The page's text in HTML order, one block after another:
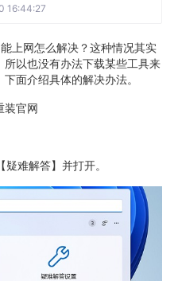
16:44:27
上网怎么解决？这种情况其实
以也没有办法下载某些工具来
面介绍具体的解决办法。
装官网
难解答】并打开。